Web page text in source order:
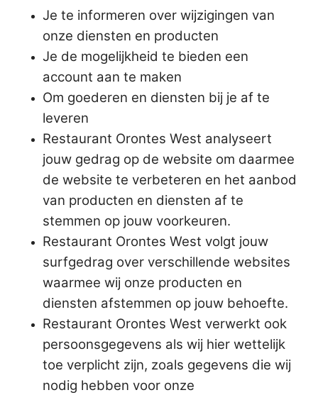
Je te informeren over wijzigingen van
onze diensten en producten
Je de mogelijkheid te bieden een
account aan te maken
Om goederen en diensten bij je af te
leveren
Restaurant Orontes West analyseert
jouw gedrag op de website om daarmee
de website te verbeteren en het aanbod
van producten en diensten af te
stemmen op jouw voorkeuren.
Restaurant Orontes West volgt jouw
surfgedrag over verschillende websites
waarmee wij onze producten en
diensten afstemmen op jouw behoefte.
Restaurant Orontes West verwerkt ook
persoonsgegevens als wij hier wettelijk
toe verplicht zijn, zoals gegevens die wij
nodig hebben voor onze